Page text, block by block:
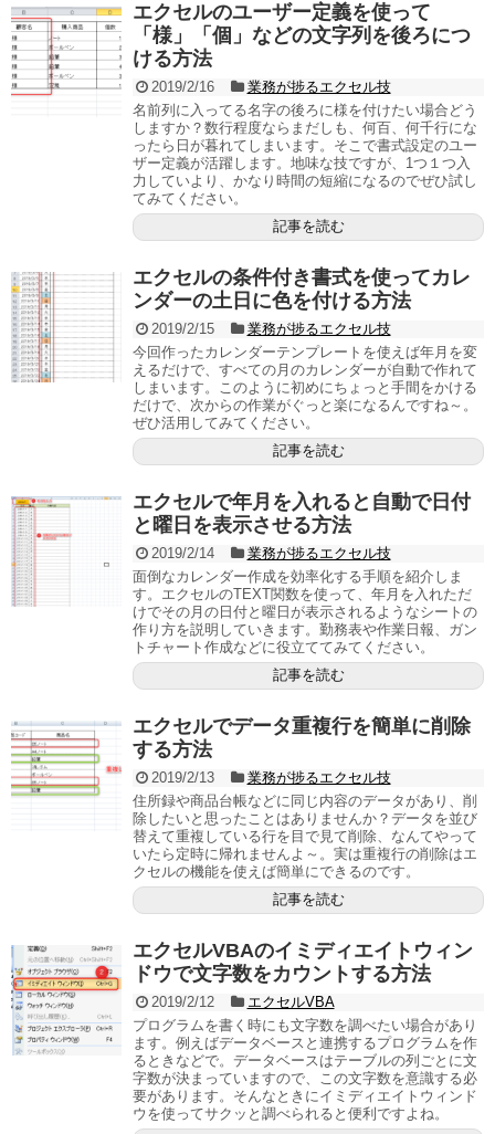
エクセルのユーザー定義を使って
「様」「個」などの文字列を後ろにつ
ける方法
2019/2/16
業務が捗るエクセル技
名前列に入ってる名字の後ろに様を付けたい場合どう
しますか？数行程度ならまだしも、何百、何千行にな
ったら日が暮れてしまいます。そこで書式設定のユー
ザー定義が活躍します。地味な技ですが、1つ１つ入
力していより、かなり時間の短縮になるのでぜひ試し
てみてください。
記事を読む
エクセルの条件付き書式を使ってカレ
ンダーの土日に色を付ける方法
2019/2/15
業務が捗るエクセル技
今回作ったカレンダーテンプレートを使えば年月を変
えるだけで、すべての月のカレンダーが自動で作れて
しまいます。このように初めにちょっと手間をかける
だけで、次からの作業がぐっと楽になるんですね～。
ぜひ活用してみてください。
記事を読む
エクセルで年月を入れると自動で日付
と曜日を表示させる方法
2019/2/14
業務が捗るエクセル技
面倒なカレンダー作成を効率化する手順を紹介しま
す。エクセルのTEXT関数を使って、年月を入れただ
けでその月の日付と曜日が表示されるようなシートの
作り方を説明していきます。勤務表や作業日報、ガン
トチャート作成などに役立ててみてください。
記事を読む
エクセルでデータ重複行を簡単に削除
する方法
2019/2/13
業務が捗るエクセル技
住所録や商品台帳などに同じ内容のデータがあり、削
除したいと思ったことはありませんか？データを並び
替えて重複している行を目で見て削除、なんてやって
いたら定時に帰れませんよ～。実は重複行の削除はエ
クセルの機能を使えば簡単にできるのです。
記事を読む
エクセルVBAのイミディエイトウィン
ドウで文字数をカウントする方法
2019/2/12
エクセルVBA
プログラムを書く時にも文字数を調べたい場合があり
ます。例えばデータベースと連携するプログラムを作
るときなどで。データベースはテーブルの列ごとに文
字数が決まっていますので、この文字数を意識する必
要があります。そんなときにイミディエイトウィンド
ウを使ってサクッと調べられると便利ですよね。